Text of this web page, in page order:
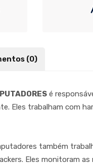
(0)
é
Eles trabalham com
também
Eles monitoram